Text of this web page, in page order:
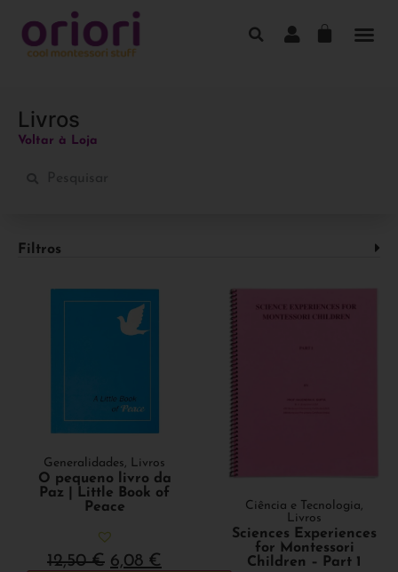
Livros
Voltar à Loja
Filtros
Generalidades, Livros
O pequeno livro da
Paz | Little Book of
Peace
12,50€ 6,08 €
Ciência e Tecnologia,
Livros
Sciences Experiences
for Montessori
Children – Part 1